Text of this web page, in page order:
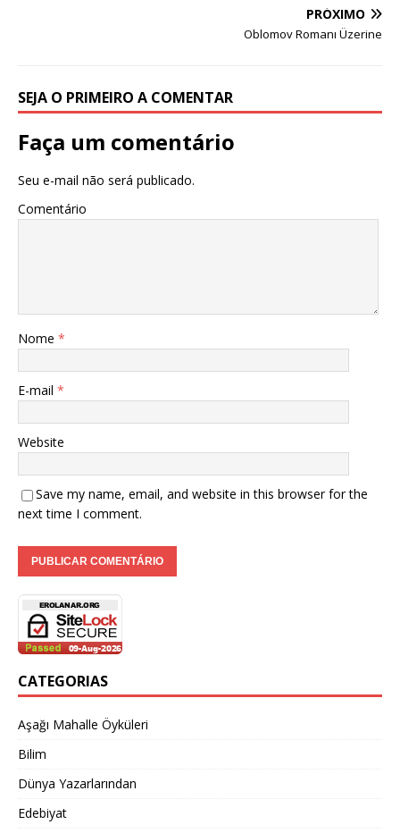
PRÓXIMO
Oblomov Romanı Üzerine
SEJA O PRIMEIRO A COMENTAR
Faça um comentário
Seu e-mail não será publicado.
Comentário
Nome *
E-mail *
Website
Save my name, email, and website in this browser for the
next time I comment.
CATEGORIAS
Aşağı Mahalle Öyküleri
Bilim
Dünya Yazarlarından
Edebiyat